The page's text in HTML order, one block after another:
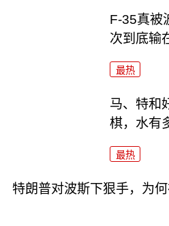
F-35真被
次到底输
最热
马、特和
棋，水有
最热
特朗普对波斯下狠手，为何